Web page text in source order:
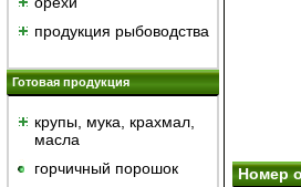
продукция рыбоводства
Готовая продукция
крупы, мука, крахмал,
масла
горчичный порошок
Номер